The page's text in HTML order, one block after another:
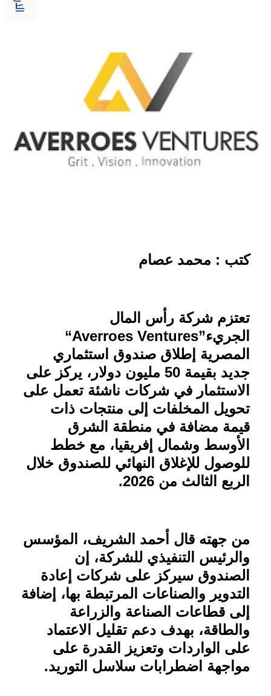
كتب : محمد عصام
تعتزم شركة رأس المال
الجريء“Averroes Ventures”
المصرية إطلاق صندوق استثماري
جديد بقيمة 50 مليون دولار، يركز على
الاستثمار في شركات ناشئة تعمل على
تحويل المخلفات إلى منتجات ذات
قيمة مضافة في منطقة الشرق
الأوسط وشمال إفريقيا، مع خطط
للوصول للإغلاق النهائي للصندوق خلال
الربع الثالث من 2026
.
من جهته قال أحمد الشريف، المؤسس
والرئيس التنفيذي للشركة، إن
الصندوق سيركز على شركات إعادة
التدوير والصناعات المرتبطة بها، إضافة
إلى قطاعات الصناعة والزراعة
والطاقة، بهدف دعم تقليل الاعتماد
على الواردات وتعزيز القدرة على
مواجهة اضطرابات سلاسل التوريد.